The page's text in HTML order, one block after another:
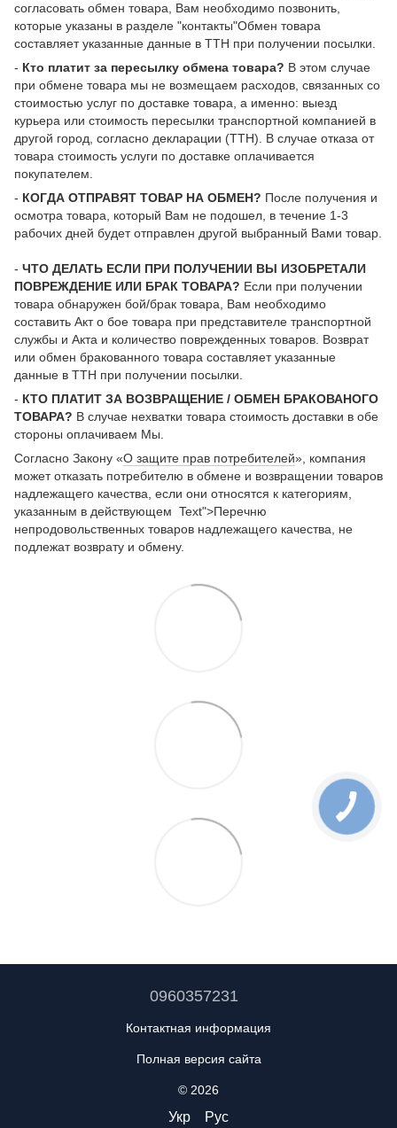
согласовать обмен товара, Вам необходимо позвонить,
которые указаны в разделе "контакты"Обмен товара
составляет указанные данные в ТТН при получении посылки.
- Кто платит за пересылку обмена товара? В этом случае
при обмене товара мы не возмещаем расходов, связанных со
стоимостью услуг по доставке товара, а именно: выезд
курьера или стоимость пересылки транспортной компанией в
другой город, согласно декларации (ТТН). В случае отказа от
товара стоимость услуги по доставке оплачивается
покупателем.
- КОГДА ОТПРАВЯТ ТОВАР НА ОБМЕН? После получения и
осмотра товара, который Вам не подошел, в течение 1-3
рабочих дней будет отправлен другой выбранный Вами товар.
- ЧТО ДЕЛАТЬ ЕСЛИ ПРИ ПОЛУЧЕНИИ ВЫ ИЗОБРЕТАЛИ
ПОВРЕЖДЕНИЕ ИЛИ БРАК ТОВАРА? Если при получении
товара обнаружен бой/брак товара, Вам необходимо
составить Акт о бое товара при представителе транспортной
службы и Акта и количество поврежденных товаров. Возврат
или обмен бракованного товара составляет указанные
данные в ТТН при получении посылки.
- КТО ПЛАТИТ ЗА ВОЗВРАЩЕНИЕ / ОБМЕН БРАКОВАНОГО
ТОВАРА? В случае нехватки товара стоимость доставки в обе
стороны оплачиваем Мы.
Согласно Закону «О защите прав потребителей», компания
может отказать потребителю в обмене и возвращении товаров
надлежащего качества, если они относятся к категориям,
указанным в действующем Text">Перечню
непродовольственных товаров надлежащего качества, не
подлежат возврату и обмену.
0960357231
Контактная информация
Полная версия сайта
© 2026
Укр Рус